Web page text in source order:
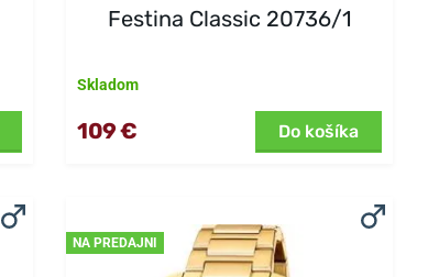
Festina Classic 20736/1
Skladom
109 € Do košíka
NA PREDAJNI